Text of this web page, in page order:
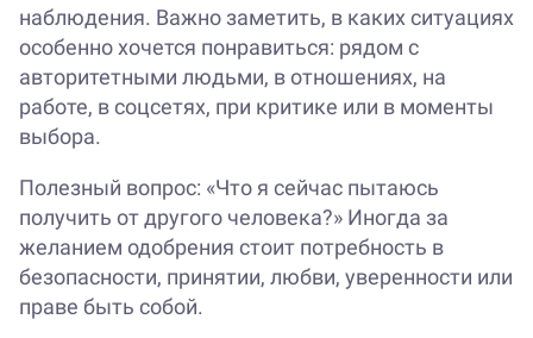
наблюдения. Важно заметить, в каких ситуациях
особенно хочется понравиться: рядом с
авторитетными людьми, в отношениях, на
работе, в соцсетях, при критике или в моменты
выбора.
Полезный вопрос: «Что я сейчас пытаюсь
получить от другого человека?» Иногда за
желанием одобрения стоит потребность в
безопасности, принятии, любви, уверенности или
праве быть собой.